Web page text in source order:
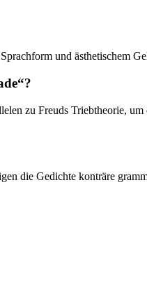
und ästhetischem
zu Freuds Triebtheorie,
die Gedichte konträre